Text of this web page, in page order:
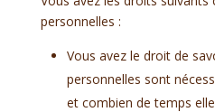
personnelles :
Vous avez le droit de
personnelles sont
et combien de temps